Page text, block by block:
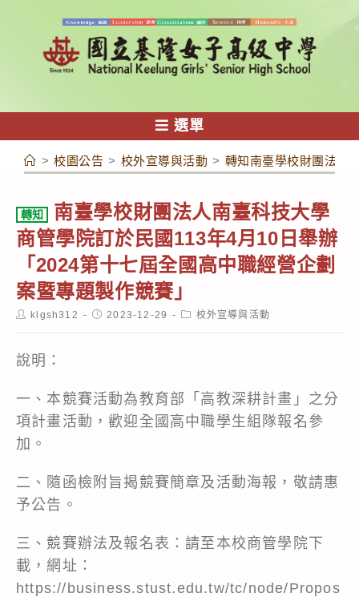
容
選單
> 校園公告 > 校外宣導與活動 > 轉知南臺學校財團法人
轉知
南臺學校財團法人南臺科技大學
商管學院訂於民國113年4月10日舉辦
「2024第十七屆全國高中職經營企劃
案暨專題製作競賽」
Postklgsh312
Post2023-12-29
Post校外宣導與活動
說明：
一、本競賽活動為教育部「高教深耕計畫」之分
項計畫活動，歡迎全國高中職學生組隊報名參
加。
二、隨函檢附旨揭競賽簡章及活動海報，敬請惠
予公告。
三、競賽辦法及報名表：請至本校商管學院下
載，網址：
https://business.stust.edu.tw/tc/node/Propos